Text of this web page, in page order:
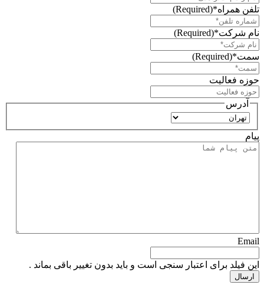
تلفن همراه*(Required)
نام شرکت*(Required)
سمت*(Required)
حوزه فعالیت
آدرس
استان
پیام
Email
این فیلد برای اعتبار سنجی است و باید بدون تغییر باقی بماند .